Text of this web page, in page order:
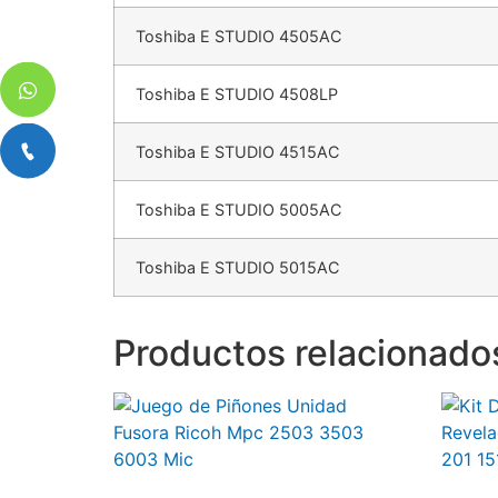
Toshiba E STUDIO 4505AC
Toshiba E STUDIO 4508LP
Toshiba E STUDIO 4515AC
Toshiba E STUDIO 5005AC
Toshiba E STUDIO 5015AC
Productos